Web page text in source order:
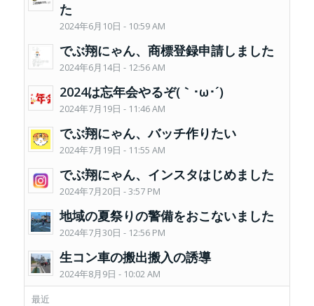
た
2024年6月10日 - 10:59 AM
でぶ翔にゃん、商標登録申請しました
2024年6月14日 - 12:56 AM
2024は忘年会やるぞ(｀･ω･´)
2024年7月19日 - 11:46 AM
でぶ翔にゃん、バッチ作りたい
2024年7月19日 - 11:55 AM
でぶ翔にゃん、インスタはじめました
2024年7月20日 - 3:57 PM
地域の夏祭りの警備をおこないました
2024年7月30日 - 12:56 PM
生コン車の搬出搬入の誘導
2024年8月9日 - 10:02 AM
最近